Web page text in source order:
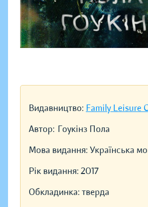
Видавництво: Family Leisure
Автор: Гоукінз Пола
Мова видання: Українська
Рік видання: 2017
Обкладинка: тверда